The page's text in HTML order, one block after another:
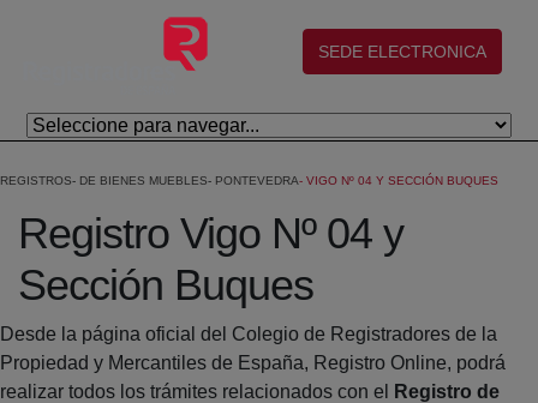
Saltar al contenido principal
(abre en nueva ventana)
SEDE ELECTRONICA
REGISTROS DE BIENES MUEBLES PONTEVEDRA VIGO Nº 04 Y SECCIÓN BUQUES
Registro Vigo Nº 04 y
Sección Buques
Desde la página oficial del Colegio de Registradores de la
Propiedad y Mercantiles de España, Registro Online, podrá
realizar todos los trámites relacionados con el
Registro de